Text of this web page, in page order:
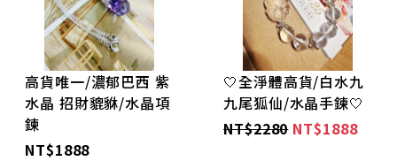
高貨唯一/濃郁巴西 紫
水晶 招財貔貅/水晶項
鍊
NT$1888
🤍全淨體高貨/白水九
九尾狐仙/水晶手鍊🤍
NT$2280 NT$1888